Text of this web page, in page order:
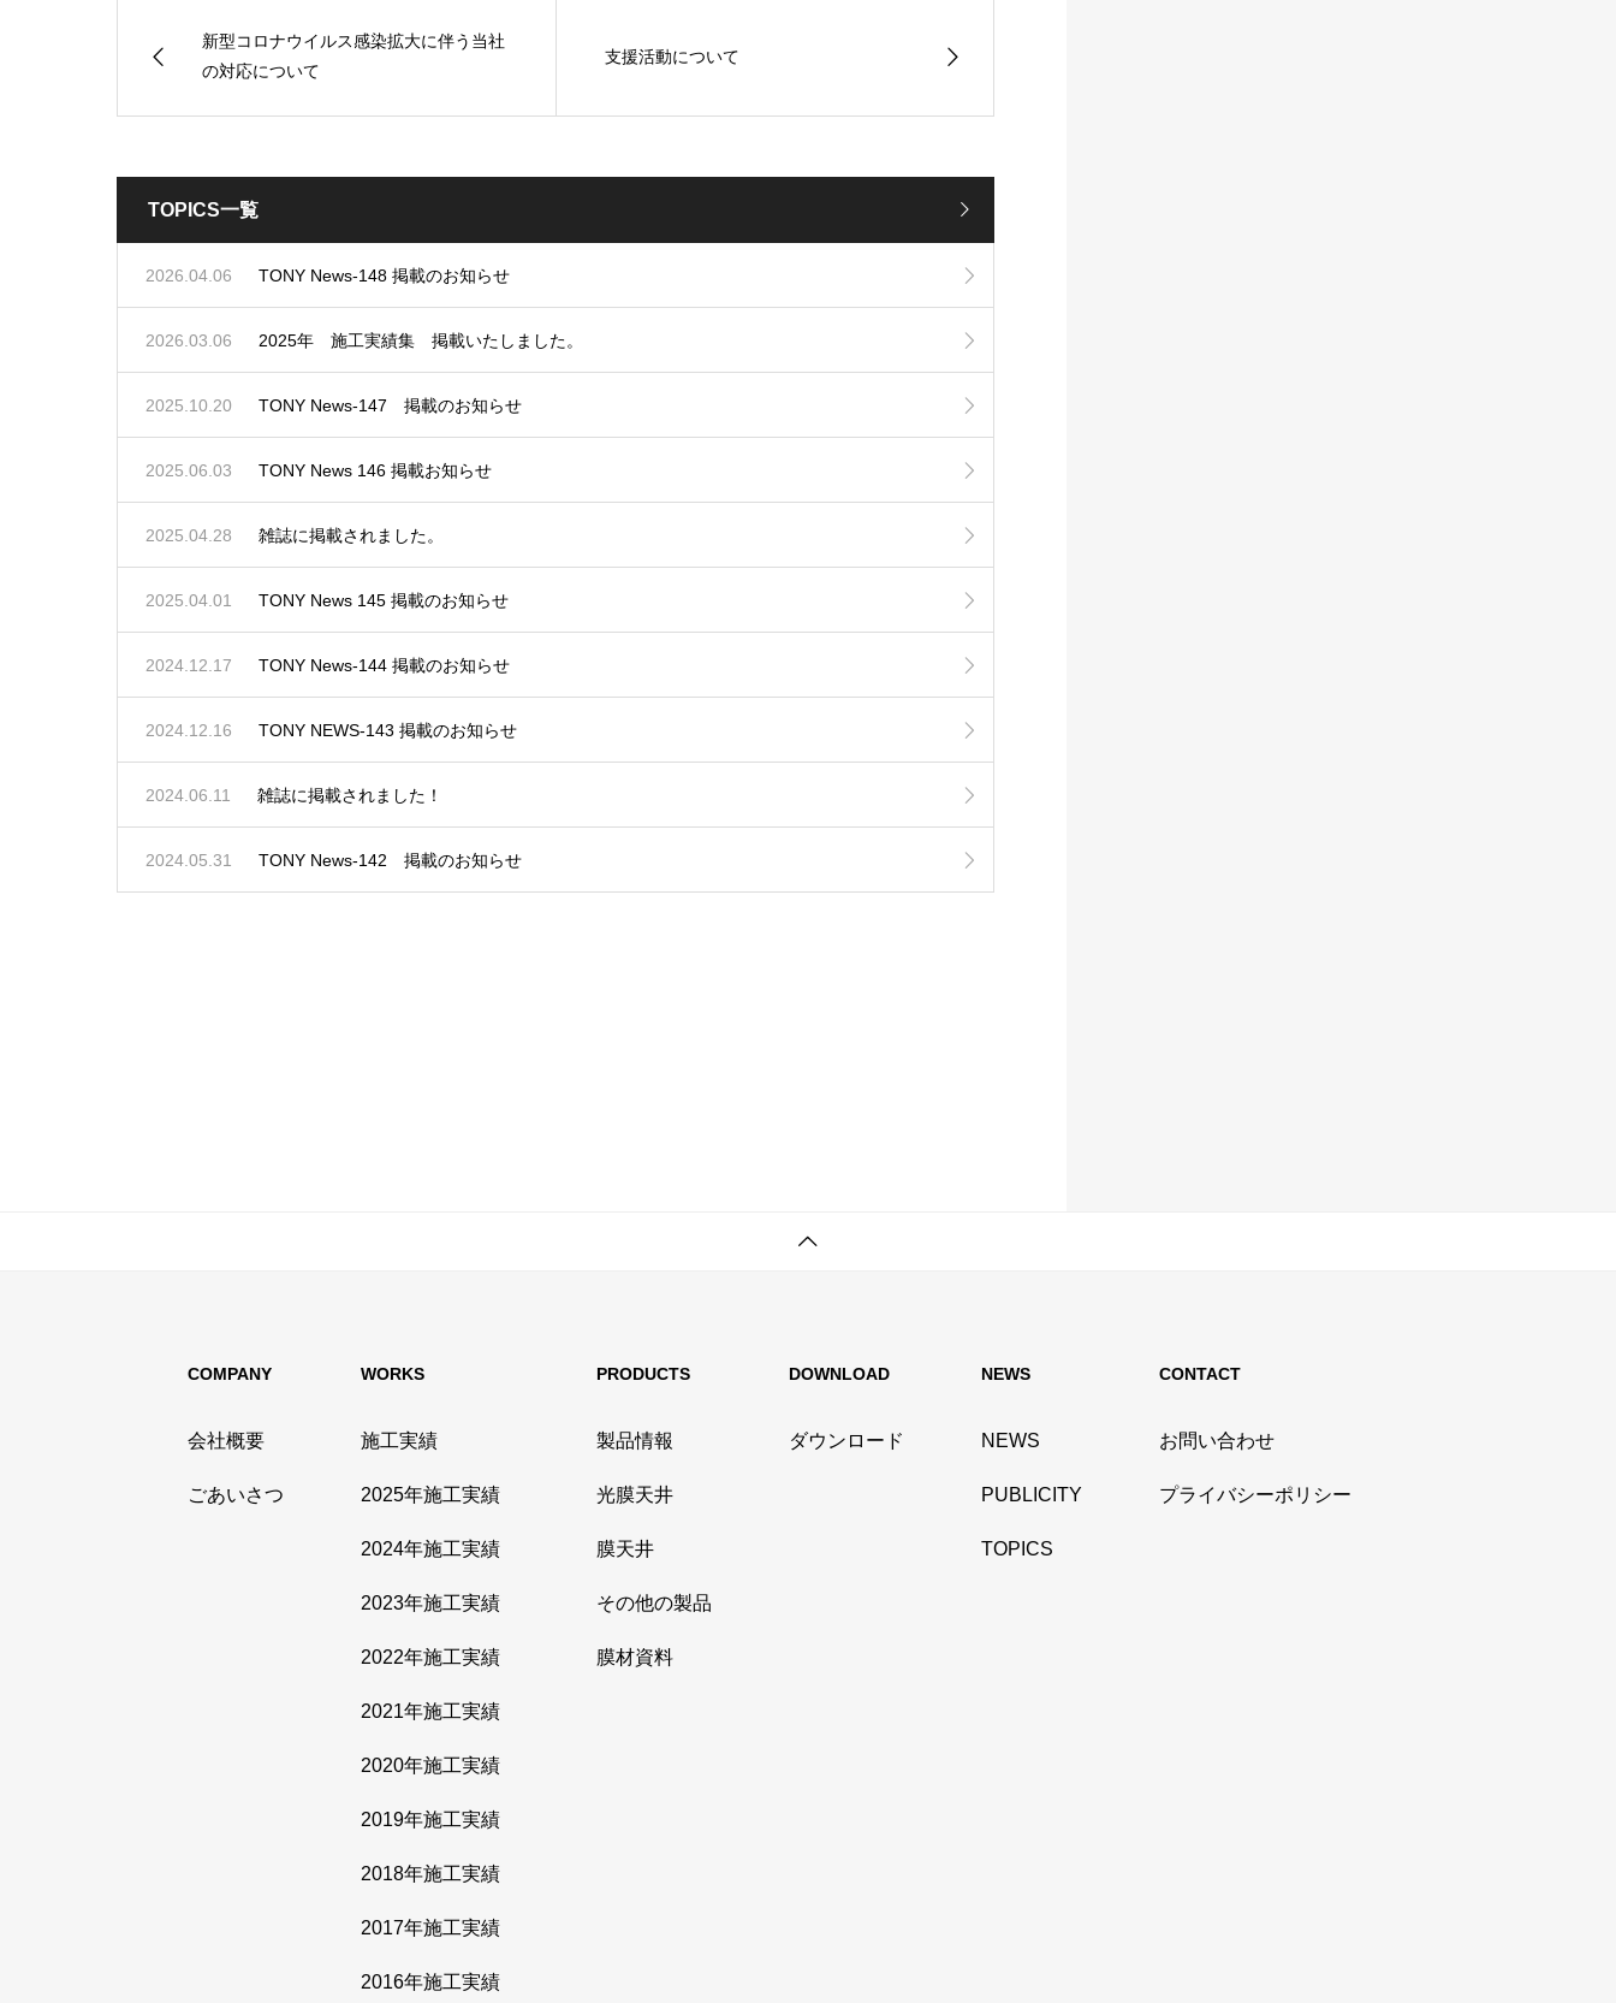
新型コロナウイルス感染拡大に伴う当社
の対応について
支援活動について
TOPICS一覧
2026.04.06 TONY News-148 掲載のお知らせ
2026.03.06 2025年 施工実績集 掲載いたしました。
2025.10.20 TONY News-147 掲載のお知らせ
2025.06.03 TONY News 146 掲載お知らせ
2025.04.28 雑誌に掲載されました。
2025.04.01 TONY News 145 掲載のお知らせ
2024.12.17 TONY News-144 掲載のお知らせ
2024.12.16 TONY NEWS-143 掲載のお知らせ
2024.06.11 雑誌に掲載されました！
2024.05.31 TONY News-142 掲載のお知らせ
COMPANY
会社概要
ごあいさつ
WORKS
施工実績
2025年施工実績
2024年施工実績
2023年施工実績
2022年施工実績
2021年施工実績
2020年施工実績
2019年施工実績
2018年施工実績
2017年施工実績
2016年施工実績
PRODUCTS
製品情報
光膜天井
膜天井
その他の製品
膜材資料
DOWNLOAD
ダウンロード
NEWS
NEWS
PUBLICITY
TOPICS
CONTACT
お問い合わせ
プライバシーポリシー